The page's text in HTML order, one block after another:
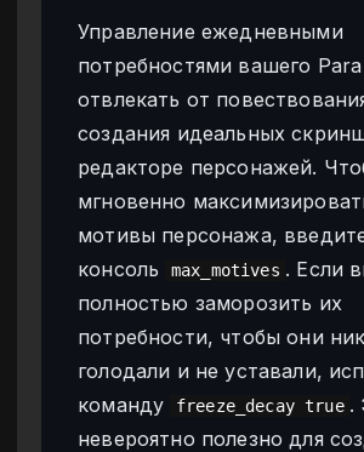
Управление ежедневными
потребностями вашего
отвлекать от
создания идеальных
редакторе персонажей.
мгновенно
мотивы персонажа,
консоль
max_motives . Если
полностью заморозить их
потребности, чтобы они
голодали и не уставали,
команду
freeze_decay true .
невероятно полезно для